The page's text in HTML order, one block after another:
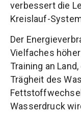
verbessert die
Kreislauf-
Der
Vielfaches
Training an
Trägheit des
Wasserdruck